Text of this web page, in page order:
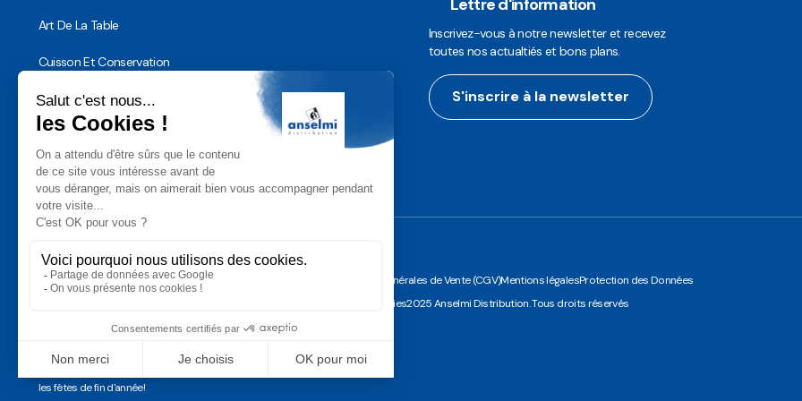
Art De La Table
Cuisson Et Conservation
Hygiène, Sécurité et Traçabilité
Vaisselle Réutilisable
Noël
Lettre d'information
Inscrivez-vous à notre newsletter et recevez
toutes nos actualtiés et bons plans.
S'inscrire à la newsletter
Découvrez notre assortiment de
les fêtes de fin d'année!
Conditions Générales de Vente (CGV)Mentions légalesProtection des Données
Gérer les cookies2025 Anselmi Distribution. Tous droits réservés